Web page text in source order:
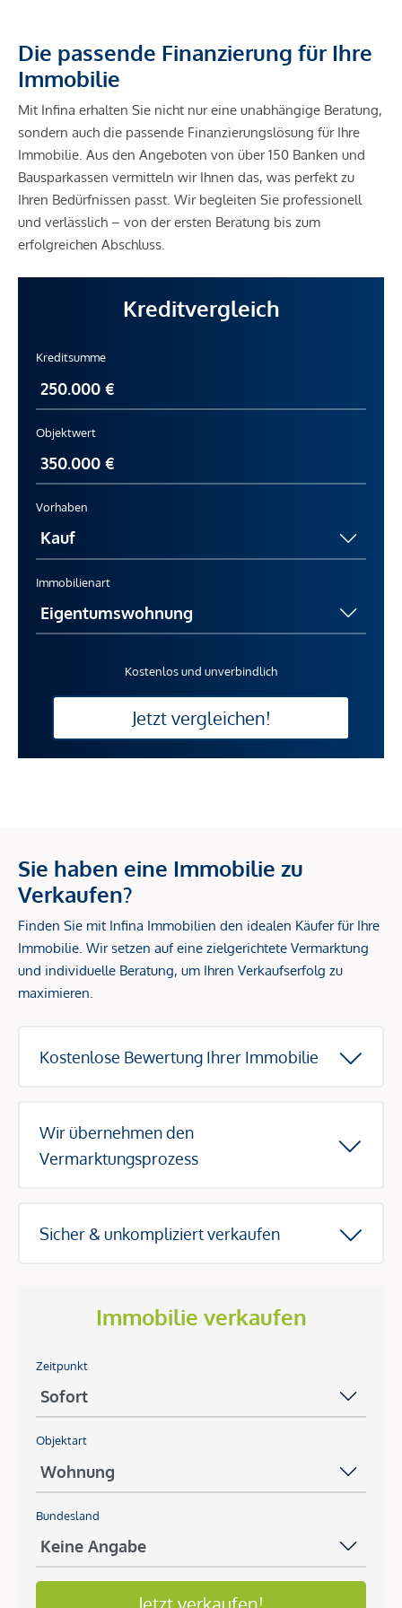
Die passende Finanzierung für Ihre
Immobilie
Mit Infina erhalten Sie nicht nur eine unabhängige Beratung,
sondern auch die passende Finanzierungslösung für Ihre
Immobilie. Aus den Angeboten von über 150 Banken und
Bausparkassen vermitteln wir Ihnen das, was perfekt zu
Ihren Bedürfnissen passt. Wir begleiten Sie professionell
und verlässlich – von der ersten Beratung bis zum
erfolgreichen Abschluss.
Kreditvergleich
Kreditsumme
Objektwert
Vorhaben
Immobilienart
Kostenlos und unverbindlich
Jetzt vergleichen!
Sie haben eine Immobilie zu
Verkaufen?
Finden Sie mit Infina Immobilien den idealen Käufer für Ihre
Immobilie. Wir setzen auf eine zielgerichtete Vermarktung
und individuelle Beratung, um Ihren Verkaufserfolg zu
maximieren.
Kostenlose Bewertung Ihrer Immobilie
Wir übernehmen den
Vermarktungsprozess
Sicher & unkompliziert verkaufen
Immobilie verkaufen
Zeitpunkt
Objektart
Bundesland